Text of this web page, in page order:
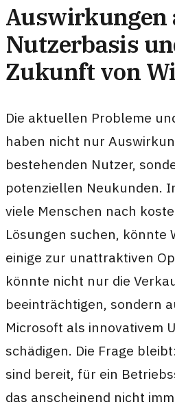
Auswirkungen
Nutzerbasis
Zukunft von
Die aktuellen Probleme
haben nicht nur
bestehenden Nutzer,
potenziellen Neukunden.
viele Menschen nach
Lösungen suchen, könnte
einige zur unattraktiven
könnte nicht nur die
beeinträchtigen, sondern
Microsoft als innovativem
schädigen. Die Frage
sind bereit, für ein
das anscheinend nicht